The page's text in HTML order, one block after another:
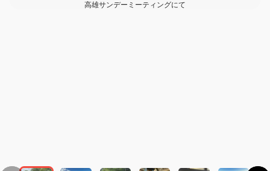
高雄サンデーミーティングにて